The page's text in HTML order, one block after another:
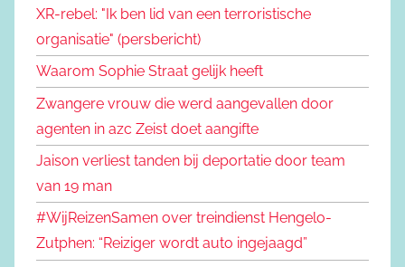
XR-rebel: "Ik ben lid van een terroristische
organisatie" (persbericht)
Waarom Sophie Straat gelijk heeft
Zwangere vrouw die werd aangevallen door
agenten in azc Zeist doet aangifte
Jaison verliest tanden bij deportatie door team
van 19 man
#WijReizenSamen over treindienst Hengelo-
Zutphen: “Reiziger wordt auto ingejaagd”